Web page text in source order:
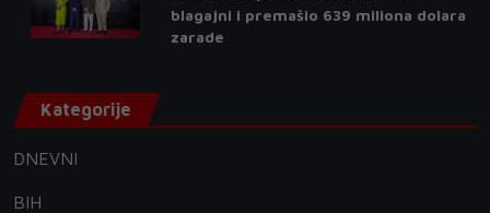
blagajni i premašio 639 miliona dolara
zarade
Kategorije
DNEVNI
BIH